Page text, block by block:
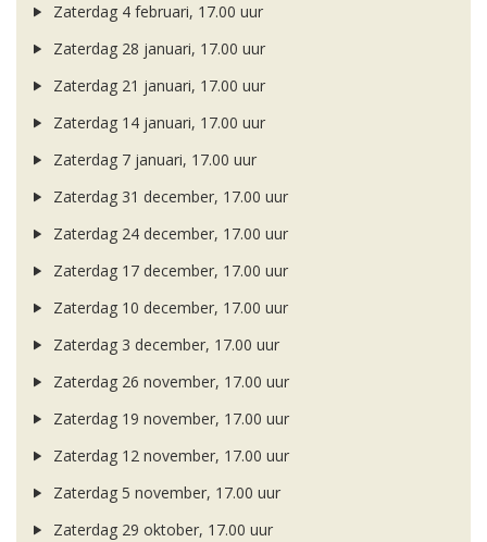
Zaterdag 4 februari, 17.00 uur
Zaterdag 28 januari, 17.00 uur
Zaterdag 21 januari, 17.00 uur
Zaterdag 14 januari, 17.00 uur
Zaterdag 7 januari, 17.00 uur
Zaterdag 31 december, 17.00 uur
Zaterdag 24 december, 17.00 uur
Zaterdag 17 december, 17.00 uur
Zaterdag 10 december, 17.00 uur
Zaterdag 3 december, 17.00 uur
Zaterdag 26 november, 17.00 uur
Zaterdag 19 november, 17.00 uur
Zaterdag 12 november, 17.00 uur
Zaterdag 5 november, 17.00 uur
Zaterdag 29 oktober, 17.00 uur